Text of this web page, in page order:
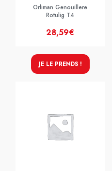
Orliman Genouillere
Rotulig T4
28,59€
JE LE PRENDS !